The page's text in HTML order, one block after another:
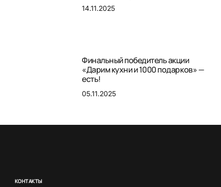
14.11.2025
Финальный победитель акции
«Дарим кухни и 1000 подарков» —
есть!
05.11.2025
КОНТАКТЫ